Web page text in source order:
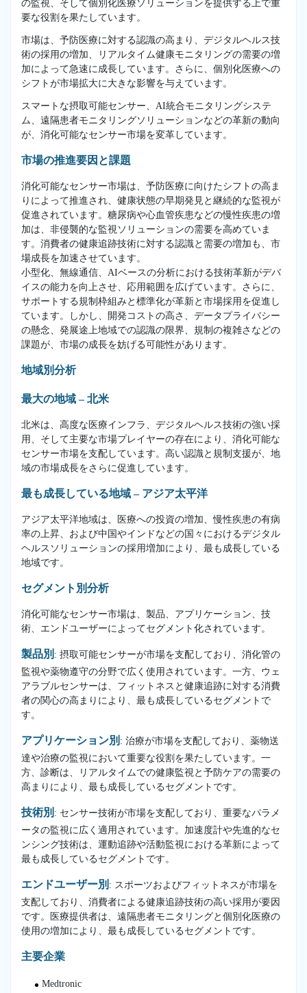
の監視、そして個別化医療ソリューションを提供する上で重
要な役割を果たしています。
市場は、予防医療に対する認識の高まり、デジタルヘルス技
術の採用の増加、リアルタイム健康モニタリングの需要の増
加によって急速に成長しています。さらに、個別化医療への
シフトが市場拡大に大きな影響を与えています。
スマートな摂取可能センサー、AI統合モニタリングシステ
ム、遠隔患者モニタリングソリューションなどの革新の動向
が、消化可能なセンサー市場を変革しています。
市場の推進要因と課題
消化可能なセンサー市場は、予防医療に向けたシフトの高ま
りによって推進され、健康状態の早期発見と継続的な監視が
促進されています。糖尿病や心血管疾患などの慢性疾患の増
加は、非侵襲的な監視ソリューションの需要を高めていま
す。消費者の健康追跡技術に対する認識と需要の増加も、市
場成長を加速させています。
小型化、無線通信、AIベースの分析における技術革新がデバ
イスの能力を向上させ、応用範囲を広げています。さらに、
サポートする規制枠組みと標準化が革新と市場採用を促進し
ています。しかし、開発コストの高さ、データプライバシー
の懸念、発展途上地域での認識の限界、規制の複雑さなどの
課題が、市場の成長を妨げる可能性があります。
地域別分析
最大の地域 – 北米
北米は、高度な医療インフラ、デジタルヘルス技術の強い採
用、そして主要な市場プレイヤーの存在により、消化可能な
センサー市場を支配しています。高い認識と規制支援が、地
域の市場成長をさらに促進しています。
最も成長している地域 – アジア太平洋
アジア太平洋地域は、医療への投資の増加、慢性疾患の有病
率の上昇、および中国やインドなどの国々におけるデジタル
ヘルスソリューションの採用増加により、最も成長している
地域です。
セグメント別分析
消化可能なセンサー市場は、製品、アプリケーション、技
術、エンドユーザーによってセグメント化されています。
製品別 : 摂取可能センサーが市場を支配しており、消化管の
監視や薬物遵守の分野で広く使用されています。一方、ウェ
アラブルセンサーは、フィットネスと健康追跡に対する消費
者の関心の高まりにより、最も成長しているセグメントで
す。
アプリケーション別 : 治療が市場を支配しており、薬物送
達や治療の監視において重要な役割を果たしています。一
方、診断は、リアルタイムでの健康監視と予防ケアの需要の
高まりにより、最も成長しているセグメントです。
技術別 : センサー技術が市場を支配しており、重要なパラメ
ータの監視に広く適用されています。加速度計や先進的なセ
ンシング技術は、運動追跡や活動監視における革新によって
最も成長しているセグメントです。
エンドユーザー別 : スポーツおよびフィットネスが市場を
支配しており、消費者による健康追跡技術の高い採用が要因
です。医療提供者は、遠隔患者モニタリングと個別化医療の
使用の増加により、最も成長しているセグメントです。
主要企業
Medtronic